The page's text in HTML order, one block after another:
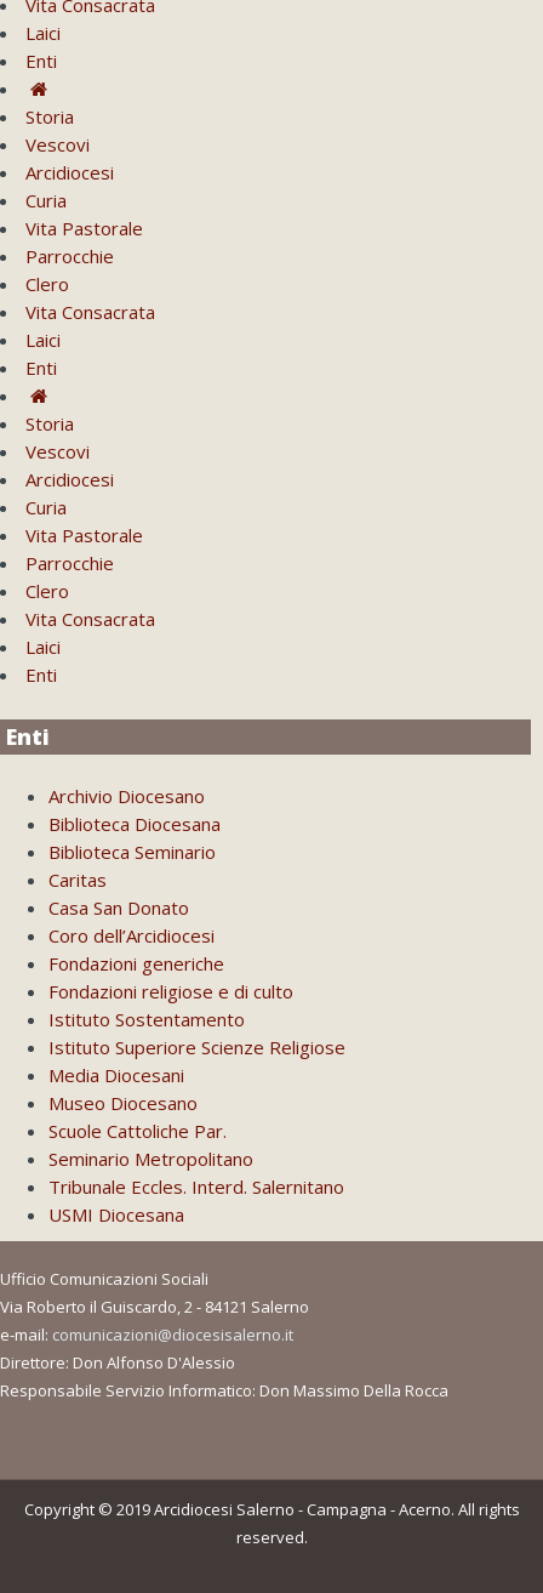
Laici
Enti
Storia
Vescovi
Arcidiocesi
Curia
Vita Pastorale
Parrocchie
Clero
Vita Consacrata
Laici
Enti
Storia
Vescovi
Arcidiocesi
Curia
Vita Pastorale
Parrocchie
Clero
Vita Consacrata
Laici
Enti
Enti
Archivio Diocesano
Biblioteca Diocesana
Biblioteca Seminario
Caritas
Casa San Donato
Coro dell’Arcidiocesi
Fondazioni generiche
Fondazioni religiose e di culto
Istituto Sostentamento
Istituto Superiore Scienze Religiose
Media Diocesani
Museo Diocesano
Scuole Cattoliche Par.
Seminario Metropolitano
Tribunale Eccles. Interd. Salernitano
USMI Diocesana
Ufficio Comunicazioni Sociali
Via Roberto il Guiscardo, 2 - 84121 Salerno
e-mail: comunicazioni@diocesisalerno.it
Direttore: Don Alfonso D'Alessio
Responsabile Servizio Informatico: Don Massimo Della Rocca
Copyright © 2019 Arcidiocesi Salerno - Campagna - Acerno. All rights
reserved.